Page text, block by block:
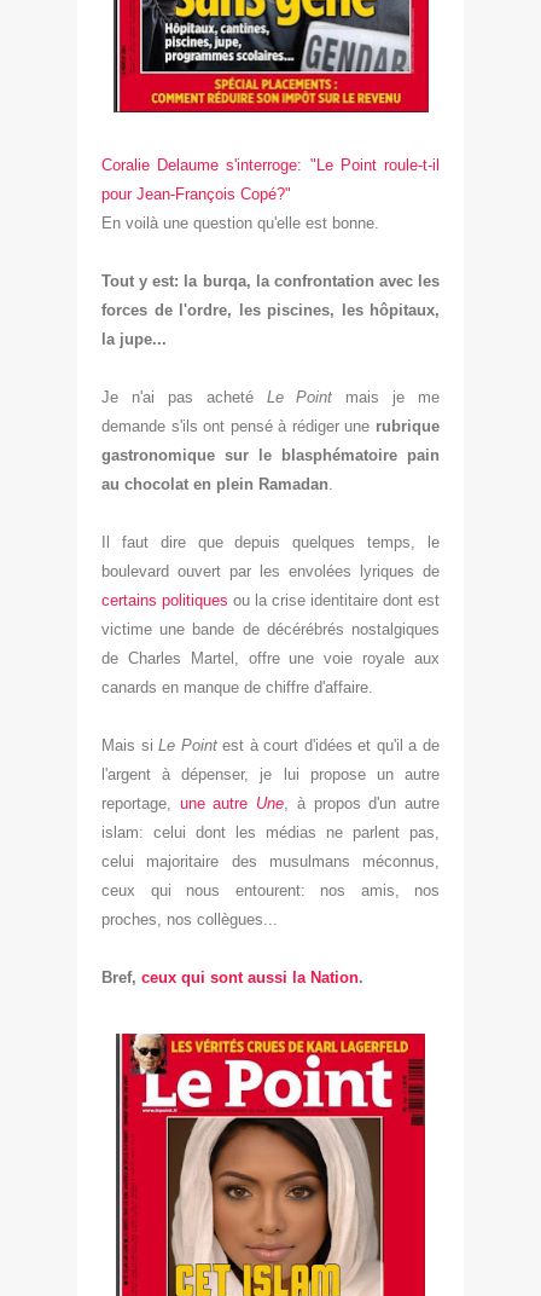
Coralie Delaume s'interroge: "Le Point roule-t-il
pour Jean-François Copé?"
En voilà une question qu'elle est bonne.
Tout y est: la burqa, la confrontation avec les
forces de l'ordre, les piscines, les hôpitaux,
la jupe...
Je n'ai pas acheté Le Point mais je me
demande s'ils ont penséà rédiger une rubrique
gastronomique sur le blasphématoire pain
au chocolat en plein Ramadan
Il faut dire que depuis quelques temps, le
boulevard ouvert par les envolées lyriques de
certains politiques ou la crise identitaire dont est
victime une bande de décérébrés nostalgiques
de Charles Martel, offre une voie royale aux
canards en manque de chiffre d'affaire
Mais siLe Pointest à court d'idéeset qu'il a de
l'argent à dépenser, je lui propose un autre
reportage, une autre Une
à propos d'un autre
islam: celui dont les médias ne parlent pas,
celui majoritaire des musulmans méconnus,
ceux qui nous entourent: nos amis, nos
proches, nos collègues
Bref, ceux qui sont aussi la Nation.